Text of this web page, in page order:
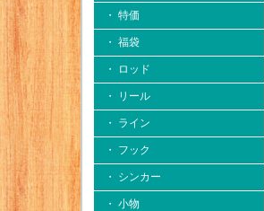
・ 特価
・ 福袋
・ ロッド
・ リール
・ ライン
・ フック
・ シンカー
・ 小物